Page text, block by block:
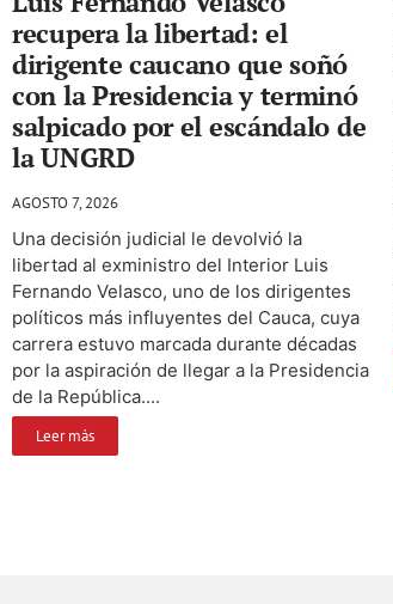
recupera la libertad: el
dirigente caucano que soñó
con la Presidencia y terminó
salpicado por el escándalo de
la UNGRD
AGOSTO 7, 2026
Una decisión judicial le devolvió la
libertad al exministro del Interior Luis
Fernando Velasco, uno de los dirigentes
políticos más influyentes del Cauca, cuya
carrera estuvo marcada durante décadas
por la aspiración de llegar a la Presidencia
de la República....
Leer más